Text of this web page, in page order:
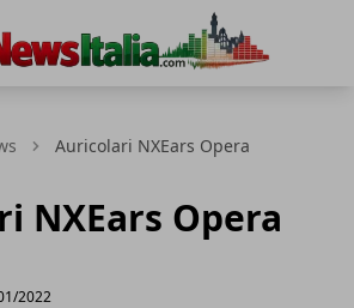
Auricolari NXEars Opera
NXEars Opera
2022